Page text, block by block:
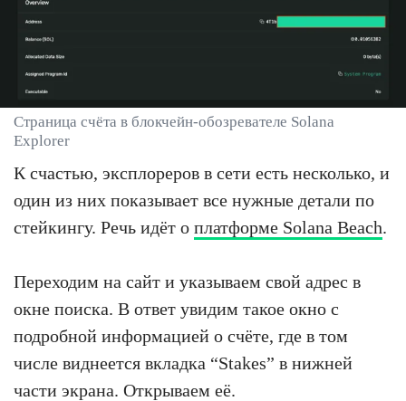
Страница счёта в блокчейн-обозревателе Solana
Explorer
К счастью, эксплореров в сети есть несколько, и
один из них показывает все нужные детали по
стейкингу. Речь идёт о платформе Solana Beach.
Переходим на сайт и указываем свой адрес в
окне поиска. В ответ увидим такое окно с
подробной информацией о счёте, где в том
числе виднеется вкладка “Stakes” в нижней
части экрана. Открываем её.